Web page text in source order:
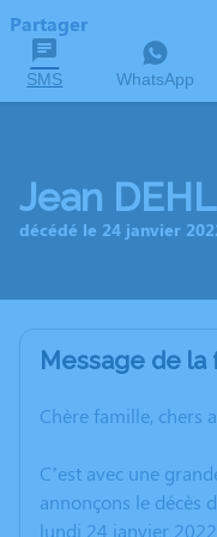
Partager
SMS WhatsApp
Jean
décédé le 24 janvier
Message de la
Chère famille, chers
C’est avec une
annonçons le décès
lundi 24 janvier